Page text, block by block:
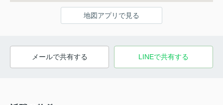
地図アプリで見る
メールで共有する LINEで共有する